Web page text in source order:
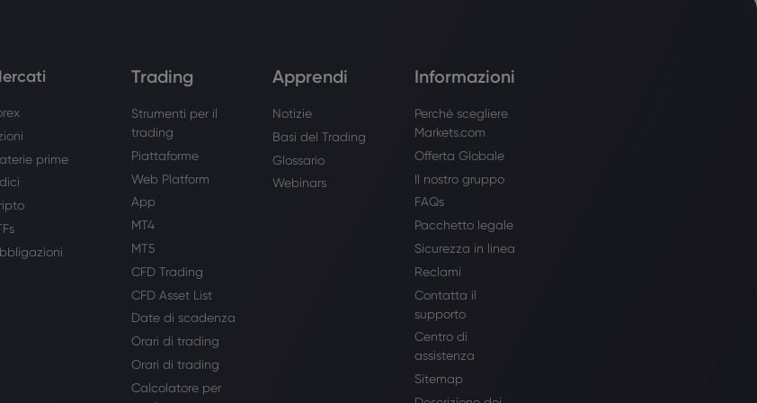
prime
Trading
Strumenti per il
trading
Piattaforme
Web Platform
App
MT4
MT5
CFD Trading
CFD Asset List
Date di scadenza
Orari di trading
Orari di trading
Calcolatore per
Apprendi
Notizie
Basi del Trading
Glossario
Webinars
Informazioni
Perché scegliere
Markets.com
Offerta Globale
Il nostro gruppo
FAQs
Pacchetto legale
Sicurezza in linea
Reclami
Contatta il
supporto
Centro di
assistenza
Sitemap